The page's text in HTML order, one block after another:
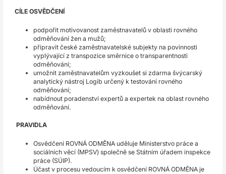
CÍLE OSVĚDČENÍ
podpořit motivovanost zaměstnavatelů v oblasti rovného
odměňování žen a mužů;
připravit české zaměstnavatelské subjekty na povinnosti
vyplývající z transpozice směrnice o transparentnosti
odměňování;
umožnit zaměstnavatelům vyzkoušet si zdarma švýcarský
analytický nástroj Logib určený k testování rovného
odměňování;
nabídnout poradenství expertů a expertek na oblast rovného
odměňování.
PRAVIDLA
Osvědčení ROVNÁ ODMĚNA uděluje Ministerstvo práce a
sociálních věcí (MPSV) společně se Státním úřadem inspekce
práce (SÚIP).
Účast v procesu vedoucím k osvědčení ROVNÁ ODMĚNA je